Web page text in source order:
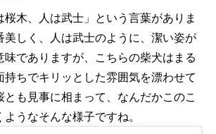
桜木、人は武士」という言葉がありま
美しく、人は武士のように、潔い姿が
味でありますが、こちらの柴犬はまる
持ちでキリッとした雰囲気を漂わせて
とも見事に相まって、なんだかこのこ
うなそんな様子ですね。